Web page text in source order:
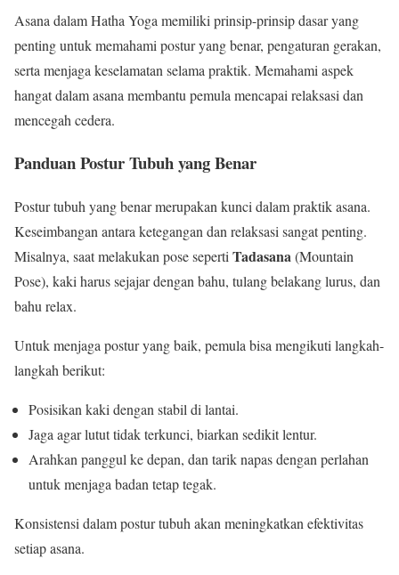
Asana dalam Hatha Yoga memiliki prinsip-prinsip dasar yang
penting untuk memahami postur yang benar, pengaturan gerakan,
serta menjaga keselamatan selama praktik. Memahami aspek
hangat dalam asana membantu pemula mencapai relaksasi dan
mencegah cedera.
Panduan Postur Tubuh yang Benar
Postur tubuh yang benar merupakan kunci dalam praktik asana.
Keseimbangan antara ketegangan dan relaksasi sangat penting.
Misalnya, saat melakukan pose seperti Tadasana(Mountain
Pose), kaki harus sejajar dengan bahu, tulang belakang lurus, dan
bahu relax.
Untuk menjaga postur yang baik, pemula bisa mengikuti langkah-
langkah berikut:
Posisikan kaki dengan stabil di lantai.
Jaga agar lutut tidak terkunci, biarkan sedikit lentur.
Arahkan panggul ke depan, dan tarik napas dengan perlahan
untuk menjaga badan tetap tegak.
Konsistensi dalam postur tubuh akan meningkatkan efektivitas
setiap asana.